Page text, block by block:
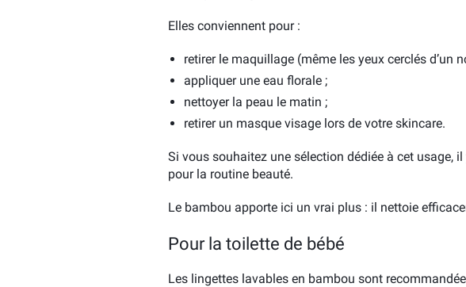
Elles conviennent pour :
retirer le maquillage (même les yeux cerclés d’un
appliquer une eau florale ;
nettoyer la peau le matin ;
retirer un masque visage lors de votre skincare.
Si vous souhaitez une sélection dédiée à cet usage, il
pour la routine beauté.
Le bambou apporte ici un vrai plus : il nettoie
Pour la toilette de bébé
Les lingettes lavables en bambou sont